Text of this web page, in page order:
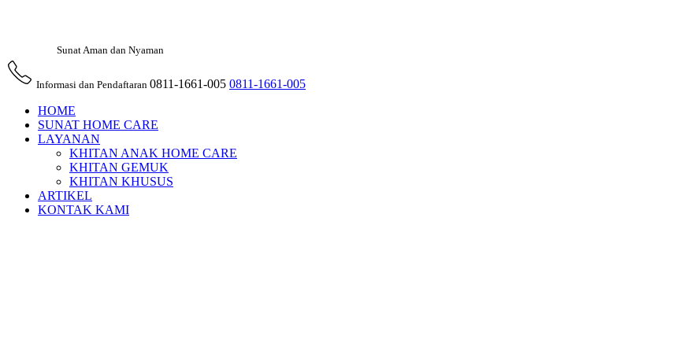
Sunat Aman dan Nyaman
Informasi dan Pendaftaran 0811-1661-005 0811-1661-005
HOME
SUNAT HOME CARE
LAYANAN
KHITAN ANAK HOME CARE
KHITAN GEMUK
KHITAN KHUSUS
ARTIKEL
KONTAK KAMI